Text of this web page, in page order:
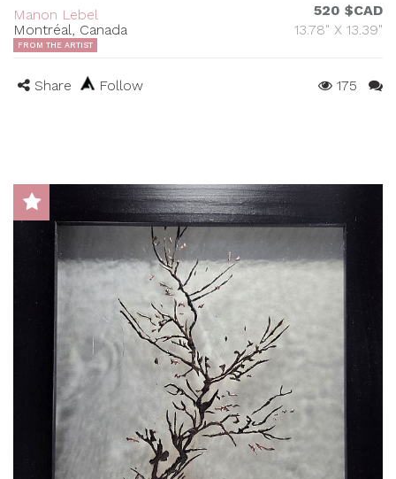
Manon Lebel
Montréal, Canada
520 $CAD
13.78" X 13.39"
FROM THE ARTIST
Share Follow 175